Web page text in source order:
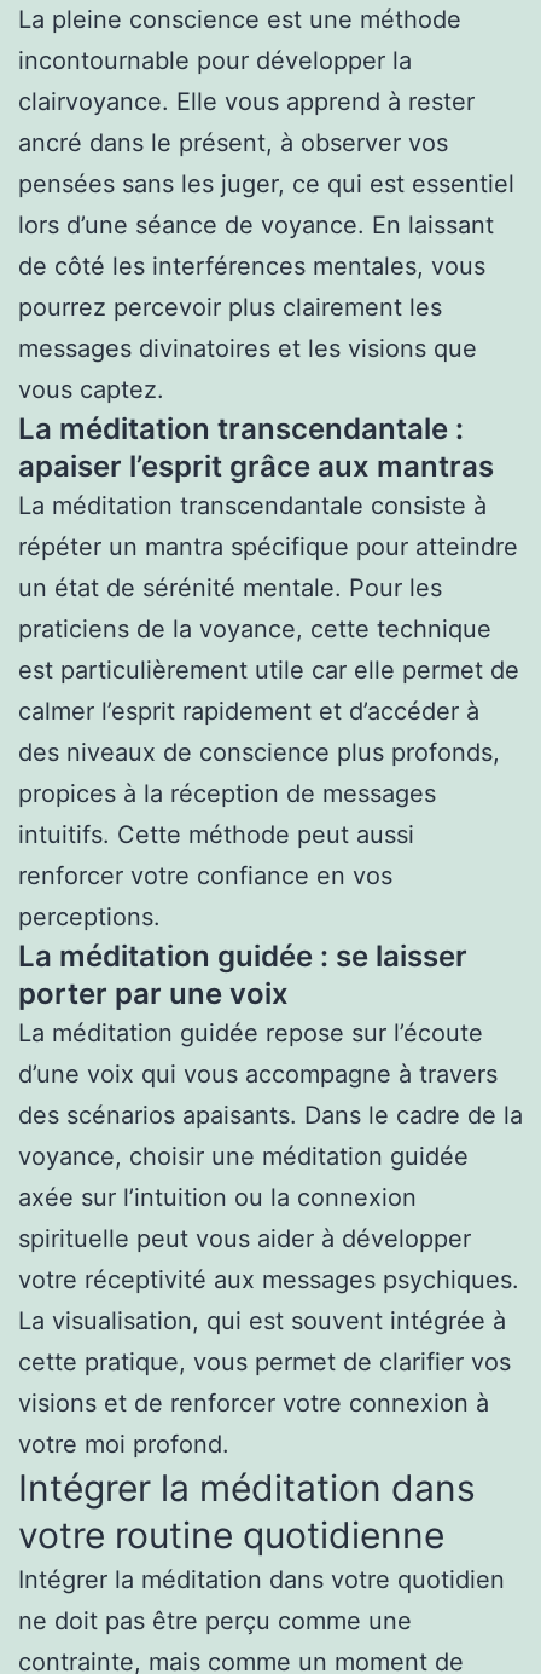
La pleine conscience est une méthode
incontournable pour développer la
clairvoyance. Elle vous apprend à rester
ancré dans le présent, à observer vos
pensées sans les juger, ce qui est essentiel
lors d’une séance de voyance. En laissant
de côté les interférences mentales, vous
pourrez percevoir plus clairement les
messages divinatoires et les visions que
vous captez.
La méditation transcendantale :
apaiser l’esprit grâce aux mantras
La méditation transcendantale consiste à
répéter un mantra spécifique pour atteindre
un état de sérénité mentale. Pour les
praticiens de la voyance, cette technique
est particulièrement utile car elle permet de
calmer l’esprit rapidement et d’accéder à
des niveaux de conscience plus profonds,
propices à la réception de messages
intuitifs. Cette méthode peut aussi
renforcer votre confiance en vos
perceptions.
La méditation guidée : se laisser
porter par une voix
La méditation guidée repose sur l’écoute
d’une voix qui vous accompagne à travers
des scénarios apaisants. Dans le cadre de la
voyance, choisir une méditation guidée
axée sur l’intuition ou la connexion
spirituelle peut vous aider à développer
votre réceptivité aux messages psychiques.
La visualisation, qui est souvent intégrée à
cette pratique, vous permet de clarifier vos
visions et de renforcer votre connexion à
votre moi profond.
Intégrer la méditation dans
votre routine quotidienne
Intégrer la méditation dans votre quotidien
ne doit pas être perçu comme une
contrainte, mais comme un moment de